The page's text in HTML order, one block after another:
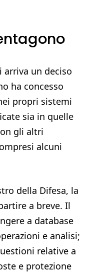
arriva un deciso
ha concesso
propri sistemi
sia in quelle
gli altri
alcuni
della Difesa, la
a breve. Il
a database
e analisi;
relative a
e protezione